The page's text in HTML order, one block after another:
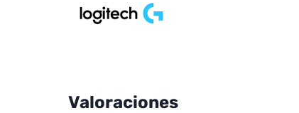
Valoraciones